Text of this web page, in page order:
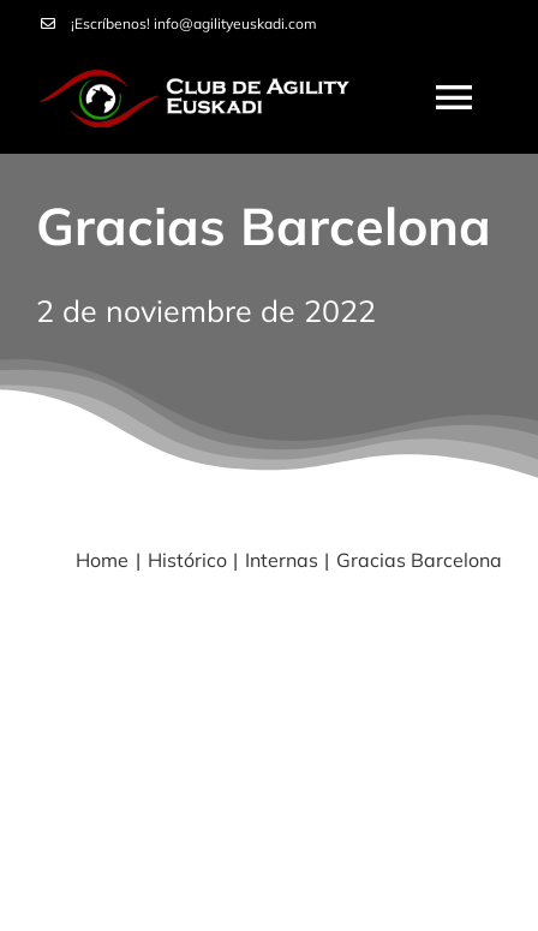
Saltar
contenido
¡Escríbenos! info@agilityeuskadi.com
CURSOS
Gracias Barcelona
2 de noviembre de 2022
Home Histórico Internas Gracias Barcelona